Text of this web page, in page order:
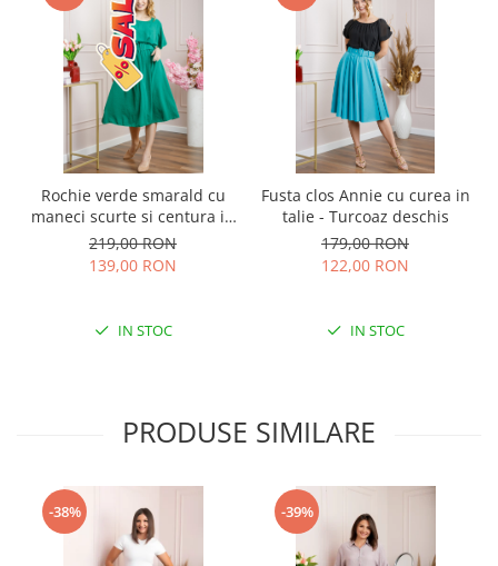
Rochie verde smarald cu
maneci scurte si centura in
talie
219,00 RON
139,00 RON
IN STOC
Fusta clos Annie cu curea in
talie - Turcoaz deschis
179,00 RON
122,00 RON
IN STOC
PRODUSE SIMILARE
-38% -39%